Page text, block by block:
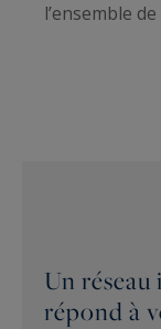
l’ensemble
Un
répond à